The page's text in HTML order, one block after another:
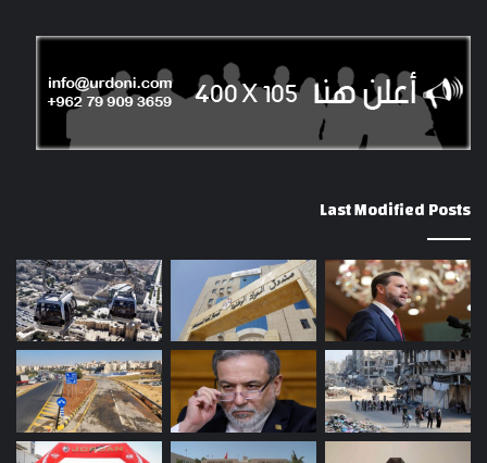
Last Modified Posts